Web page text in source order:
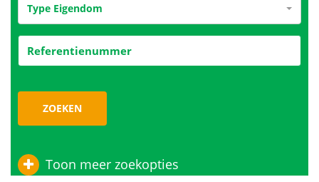
Type Eigendom
ZOEKEN
Toon meer zoekopties